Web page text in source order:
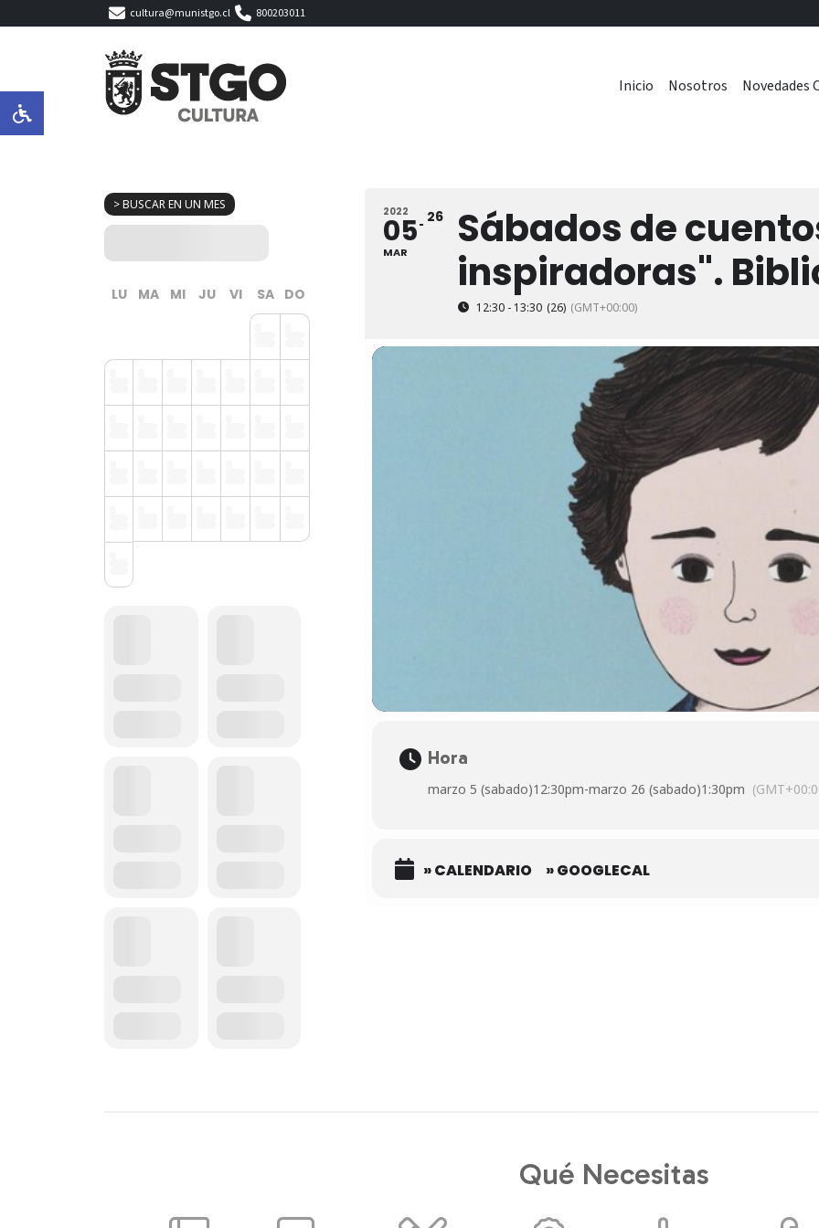
cultura@munistgo.cl 800203011
Inicio Nosotros Novedades
> BUSCAR EN UN MES
LU MA MI JU VI SA DO
2022
05
MAR
26
Sábados de
inspiradoras".
12:30 - 13:30 (26) (GMT+00:00)
Hora
marzo 5 (sabado)12:30pm-marzo 26 (sabado)1:30pm
» CALENDARIO » GOOGLECAL
Qué Necesitas